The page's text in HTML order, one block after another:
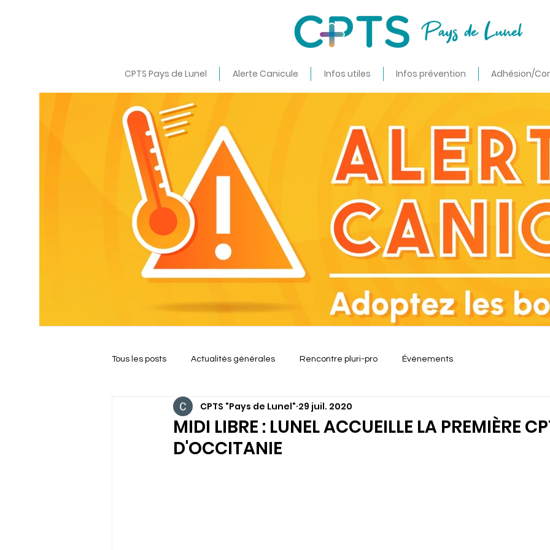
CPTS Pays de Lunel Alerte Canicule Infos utiles Infos prévention Adhésion/
Click HereTous les posts Actualités générales Rencontre pluri-pro Événements
MIDI LIBRE : LUNEL ACCUEILLE LA PREMIÈRE
D'OCCITANIE
CPTS "Pays de Lunel" 29 juil. 2020